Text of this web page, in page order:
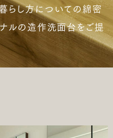
らし方についての綿密
ナルの造作洗面台をご提